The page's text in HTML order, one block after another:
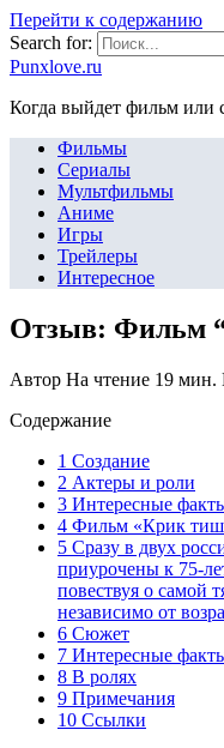
Перейти к содержанию
Search for:
Punxlove.ru
Когда выйдет фильм или
Фильмы
Сериалы
Мультфильмы
Аниме
Игры
Трейлеры
Интересное
Отзыв: Фильм
Автор На чтение 19 мин.
Содержание
1 Создание
2 Актеры и роли
3 Интересные
4 Фильм «Крик
5 Сразу в двух
приурочены к 75-
повествуя о самой
независимо от
6 Сюжет
7 Интересные
8 В ролях
9 Примечания
10 Ссылки